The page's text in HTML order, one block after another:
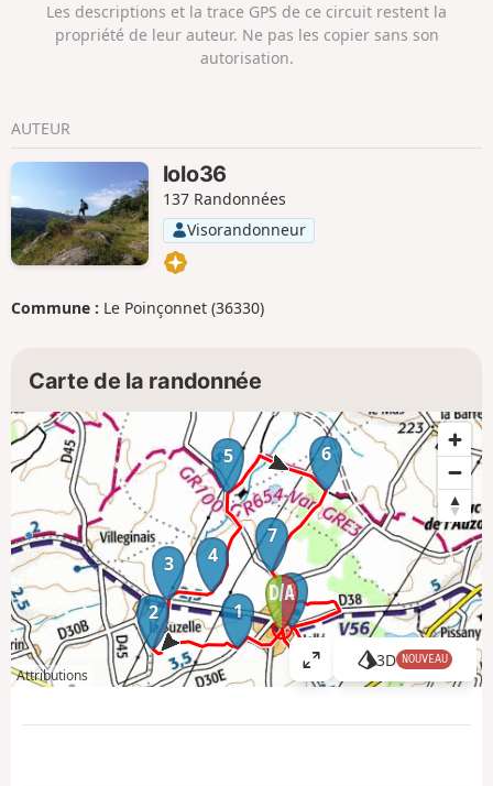
Les descriptions et la trace GPS de ce circuit restent la
propriété de leur auteur. Ne pas les copier sans son
autorisation.
AUTEUR
lolo36
137 Randonnées
Visorandonneur
Commune : Le Poinçonnet (36330)
Carte de la randonnée
1
2
3 4
5 6
7
8
Attributions
A
ff
3D NOUVEAU